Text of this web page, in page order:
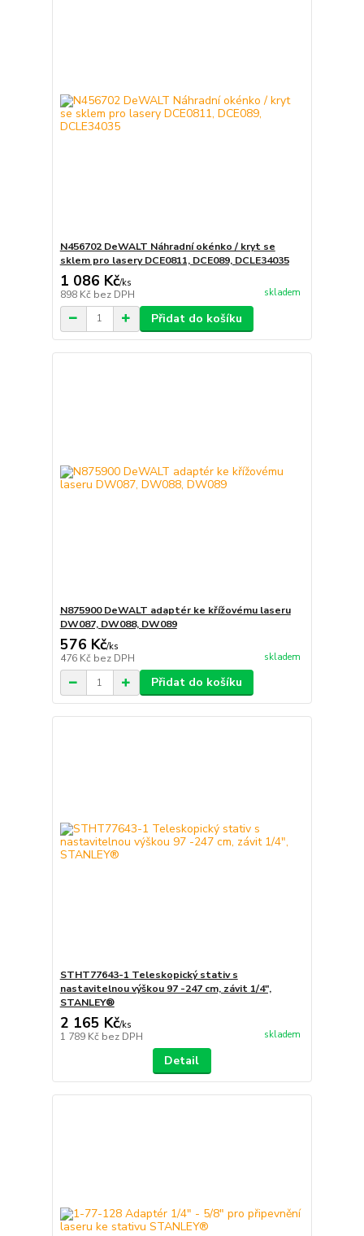
N456702 DeWALT Náhradní okénko / kryt se
sklem pro lasery DCE0811, DCE089, DCLE34035
1 086 Kč/ks
898 Kč bez DPH skladem
Přidat do košíku
N875900 DeWALT adaptér ke křížovému laseru
DW087, DW088, DW089
576 Kč/ks
476 Kč bez DPH skladem
Přidat do košíku
STHT77643-1 Teleskopický stativ s
nastavitelnou výškou 97 -247 cm, závit 1/4",
STANLEY®
2 165 Kč/ks
1 789 Kč bez DPH skladem
Detail